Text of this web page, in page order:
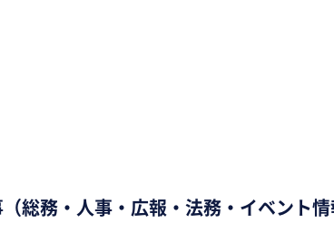
総務・人事・広報・法務・イベント